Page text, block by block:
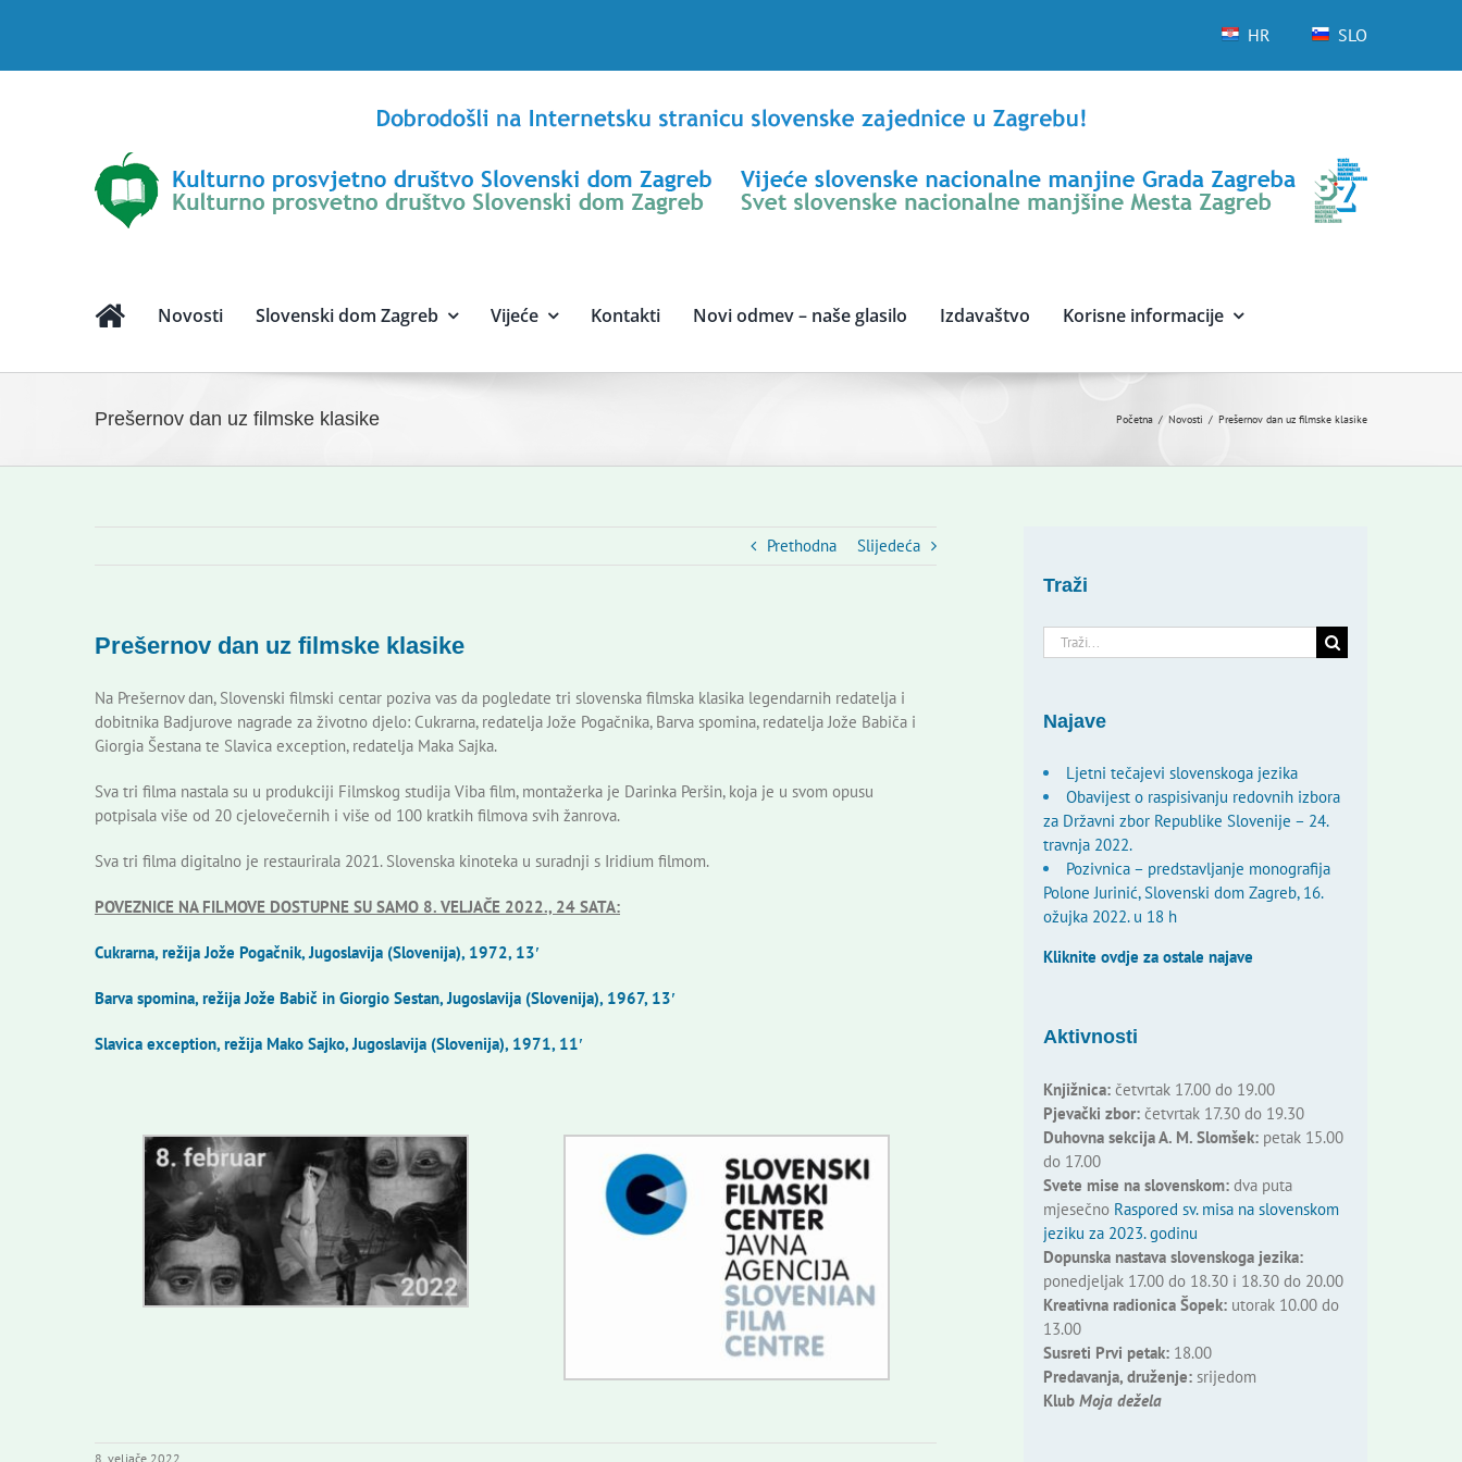
HR SLO
Novosti Slovenski dom Zagreb Vijeće Kontakti Novi odmev – naše glasilo Izdavaštvo Korisne informacije
Prešernov dan uz filmske klasike Početna Novosti Prešernov dan uz filmske klasike
Prethodna Slijedeća
Prešernov dan uz filmske klasike
Na Prešernov dan, Slovenski filmski centar poziva vas da pogledate tri slovenska filmska klasika legendarnih redatelja i
dobitnika Badjurove nagrade za životno djelo: Cukrarna, redatelja Jože Pogačnika, Barva spomina, redatelja Jože Babiča i
Giorgia Šestana te Slavica exception, redatelja Maka Sajka.
Sva tri filma nastala su u produkciji Filmskog studija Viba film, montažerka je Darinka Peršin, koja je u svom opusu
potpisala više od 20 cjelovečernih i više od 100 kratkih filmova svih žanrova.
Sva tri filma digitalno je restaurirala 2021. Slovenska kinoteka u suradnji s Iridium filmom.
POVEZNICE NA FILMOVE DOSTUPNE SU SAMO 8. VELJAČE 2022., 24 SATA:
Cukrarna, režija Jože Pogačnik, Jugoslavija (Slovenija), 1972, 13′
Barva spomina, režija Jože Babič in Giorgio Sestan, Jugoslavija (Slovenija), 1967, 13′
Slavica exception, režija Mako Sajko, Jugoslavija (Slovenija), 1971, 11′
8. veljače 2022
Traži
Traži...
Najave
Ljetni tečajevi slovenskoga jezika
Obavijest o raspisivanju redovnih izbora
za Državni zbor Republike Slovenije – 24.
travnja 2022.
Pozivnica – predstavljanje monografija
Polone Jurinić, Slovenski dom Zagreb, 16.
ožujka 2022. u 18 h
Kliknite ovdje za ostale najave
Aktivnosti
Knjižnica:četvrtak 17.00 do 19.00
Pjevački zbor:četvrtak 17.30 do 19.30
Duhovna sekcija A. M. Slomšek:petak 15.00
do 17.00
Svete mise na slovenskom:dva puta
mjesečno Raspored sv. misa na slovenskom
jeziku za 2023. godinu
Dopunska nastava slovenskoga jezika:
ponedjeljak 17.00 do 18.30 i 18.30 do 20.00
Kreativna radionica Šopek:utorak 10.00 do
13.00
Susreti Prvi petak:18.00
Predavanja, druženje:srijedom
Klub Moja dežela